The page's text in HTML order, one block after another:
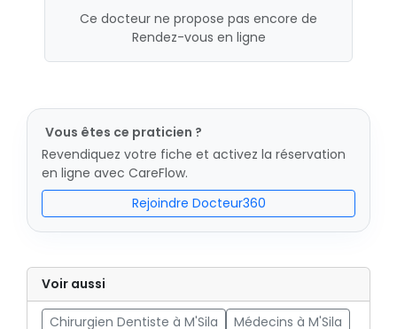
Ce docteur ne propose pas encore de
Rendez-vous en ligne
Vous êtes ce praticien ?
Revendiquez votre fiche et activez la réservation
en ligne avec CareFlow.
Rejoindre Docteur360
Voir aussi
Chirurgien Dentiste à M'Sila Médecins à M'Sila